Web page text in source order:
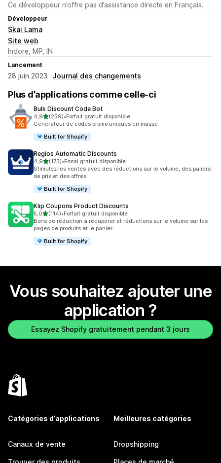
Ce développeur n’offre pas d’assistance directe en Français.
Développeur
Skai Lama
Site web
Indore, MP, IN
Lancement
28 juin 2023 · Journal des changements
Plus d’applications comme celle-ci
Bulk Discount Code Bot
4,9étoile(s) sur 5
(259)
259 avis au total
•Forfait gratuit disponible
Générateur de codes promo uniques en masse
Built for Shopify
Regios Automatic Discounts
4,9étoile(s) sur 5
(173)
173 avis au total
•Essai gratuit disponible
Stimulez les ventes avec des réductions sur le volume, des paliers
de prix et des offres
Built for Shopify
Klip Coupons Product Discounts
5,0étoile(s) sur 5
(114)
114 avis au total
•Forfait gratuit disponible
Bons de réduction à récupérer et réductions sur le volume sur les
pages de produits et le panier
Built for Shopify
Vous souhaitez ajouter une
application ?
Essayez Shopify gratuitement pendant 3 jours
Catégories d’applications
Canaux de vente
Meilleures catégories
Dropshipping